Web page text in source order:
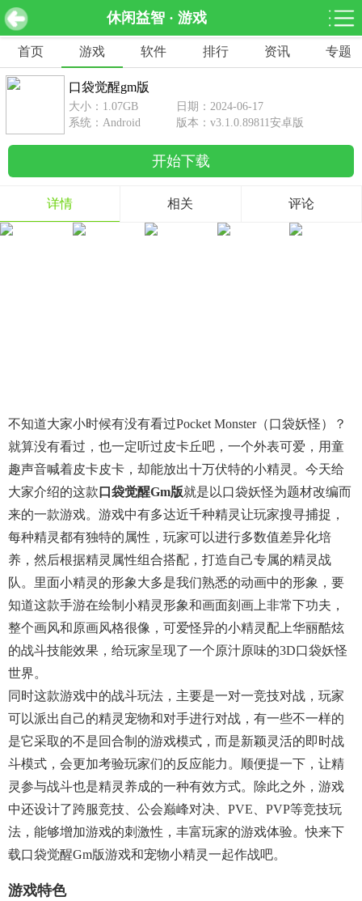
休闲益智 · 游戏
网游分类 软件分类
休闲益智
462款游戏
赛车竞速
122款游戏
43款游戏
1642款游戏
动作射击
351款游戏
69款游戏
经营养成
冒险解谜
首页 游戏 软件 排行 资讯 专题
口袋觉醒gm版 v3.1.0.89811安卓版 下载
口袋觉醒gm版
大小：1.07GB
日期：2024-06-17
系统：Android
版本：v3.1.0.89811安卓版
开始下载
详情 相关 评论
不知道大家小时候有没有看过pocket Monster（口袋妖怪）？
就算没有看过，也一定听过皮卡丘吧，一个外表可爱，用童
趣声音喊着皮卡皮卡，却能放出十万伏特的小精灵。今天给
大家介绍的这款 口袋觉醒gm版就是以口袋妖怪为题材改编而
来的一款游戏。游戏中有多达近千种精灵让玩家搜寻捕捉，
每种精灵都有独特的属性，玩家可以进行多数值差异化培
养，然后根据精灵属性组合搭配，打造自己专属的精灵战
队。里面小精灵的形象大多是我们熟悉的动画中的形象，要
知道这款手游在绘制小精灵形象和画面刻画上非常下功夫，
整个画风和原画风格很像，可爱怪异的小精灵配上华丽酷炫
的战斗技能效果，给玩家呈现了一个原汁原味的3D口袋妖怪
世界。
同时这款游戏中的战斗玩法，主要是一对一竞技对战，玩家
可以派出自己的精灵宠物和对手进行对战，有一些不一样的
是它采取的不是回合制的游戏模式，而是新颖灵活的即时战
斗模式，会更加考验玩家们的反应能力。顺便提一下，让精
灵参与战斗也是精灵养成的一种有效方式。除此之外，游戏
中还设计了跨服竞技、公会巅峰对决、PVE、PVP等竞技玩
法，能够增加游戏的刺激性，丰富玩家的游戏体验。快来下
载口袋觉醒gm版游戏和宠物小精灵一起作战吧。
游戏特色